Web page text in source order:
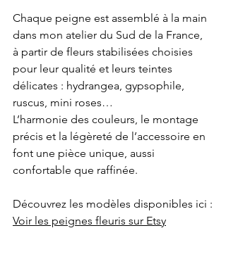
Chaque peigne est assemblé à la main
dans mon atelier du Sud de la France,
à partir de fleurs stabilisées choisies
pour leur qualité et leurs teintes
délicates : hydrangea, gypsophile,
ruscus, mini roses…
L’harmonie des couleurs, le montage
précis et la légèreté de l’accessoire en
font une pièce unique, aussi
confortable que raffinée.
Découvrez les modèles disponibles ici :
Voir les peignes fleuris sur Etsy